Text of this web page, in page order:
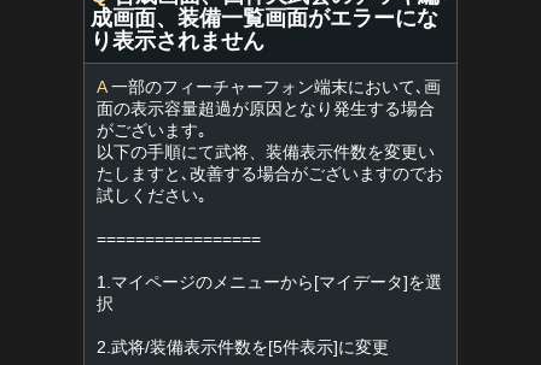
成画面、装備一覧画面がエラーにな
り表示されません
A一部のフィーチャーフォン端末において､画
面の表示容量超過が原因となり発生する場合
がございます｡
以下の手順にて武将、装備表示件数を変更い
たしますと､改善する場合がございますのでお
試しください｡
=================
1.マイページのメニューから[マイデータ]を選
択
2.武将/装備表示件数を[5件表示]に変更